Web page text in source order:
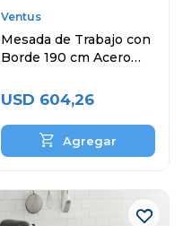
Ventus
Mesada de Trabajo con
Borde 190 cm Acero
USD 604,26